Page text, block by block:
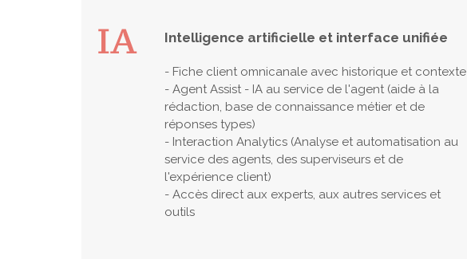
Intelligence artificielle et interface unifiée
- Fiche client omnicanale avec historique et contexte
- Agent Assist - IA au service de l'agent (aide à la
rédaction, base de connaissance métier et de
réponses types)
- Interaction Analytics (Analyse et automatisation au
service des agents, des superviseurs et de
l'expérience client)
- Accès direct aux experts, aux autres services et
outils